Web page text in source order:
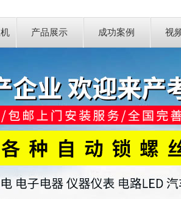
产品展示 成功案例 视